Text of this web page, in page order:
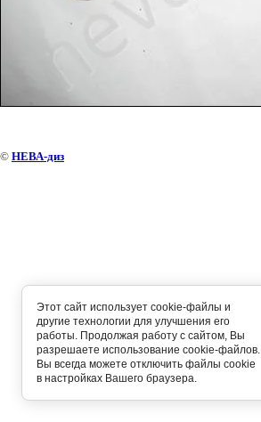
© НЕВА-диз
Этот сайт использует cookie-файлы и
другие технологии для улучшения его
работы. Продолжая работу с сайтом, Вы
разрешаете использование cookie-файлов.
Вы всегда можете отключить файлы cookie
в настройках Вашего браузера.